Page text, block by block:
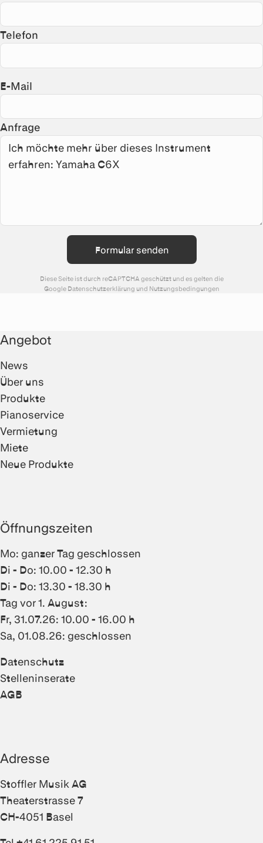
Telefon
E-Mail
Anfrage
Formular senden
Diese Seite ist durch reCAPTCHA geschützt und es gelten die
Google Datenschutzerklärung und Nutzungsbedingungen
Angebot
News
Über uns
Produkte
Pianoservice
Vermietung
Miete
Neue Produkte
Öffnungszeiten
Mo: ganzer Tag geschlossen
Di - Do: 10.00 - 12.30 h
Di - Do: 13.30 - 18.30 h
Tag vor 1. August:
Fr, 31.07.26: 10.00 - 16.00 h
Sa, 01.08.26: geschlossen
Datenschutz
Stelleninserate
AGB
Adresse
Stoffler Musik AG
Theaterstrasse 7
CH-4051 Basel